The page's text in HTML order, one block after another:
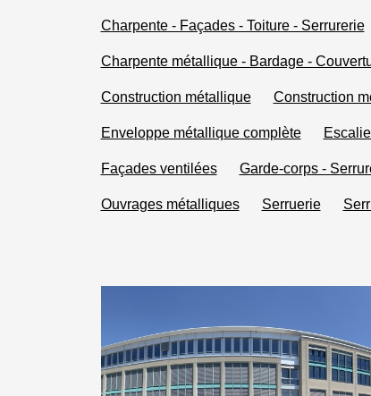
Charpente - Façades - Toiture - Serrurerie
Charpente métallique - Bardage -
Construction métallique Construction
Enveloppe métallique complète
Façades ventilées Garde-corps -
Ouvrages métalliques Serruerie